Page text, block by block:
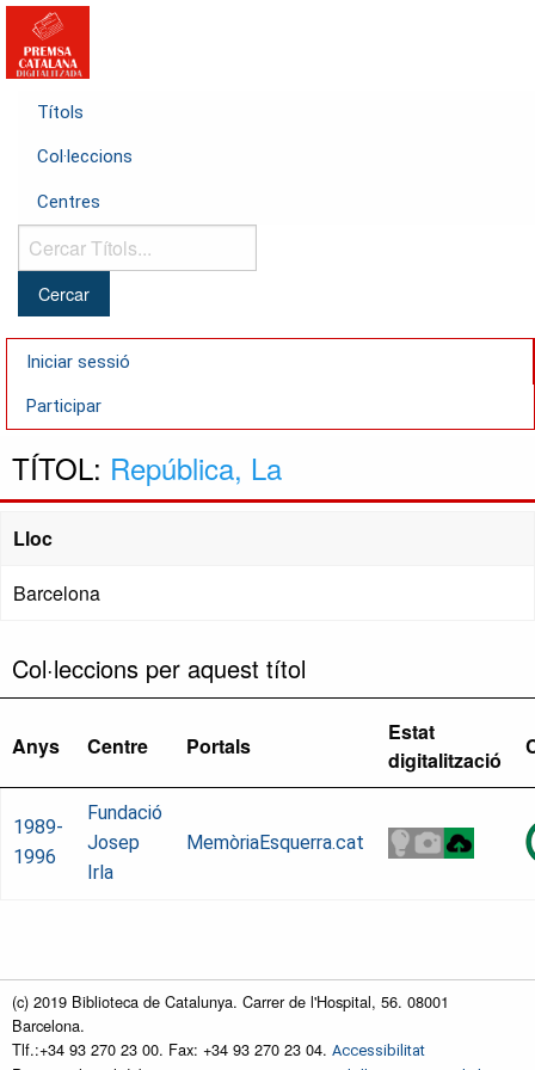
Títols
Col·leccions
Centres
Cercar
Títols...
Iniciar sessió
Participar
TÍTOL: República, La
Lloc
Barcelona
Col·leccions per aquest títol
Anys Centre Portals
Estat
digitalització
1989-
1996
Fundació
Josep
Irla
MemòriaEsquerra.cat
(c) 2019 Biblioteca de Catalunya. Carrer de l'Hospital, 56. 08001
Barcelona.
Tlf.:+34 93 270 23 00. Fax: +34 93 270 23 04. Accessibilitat